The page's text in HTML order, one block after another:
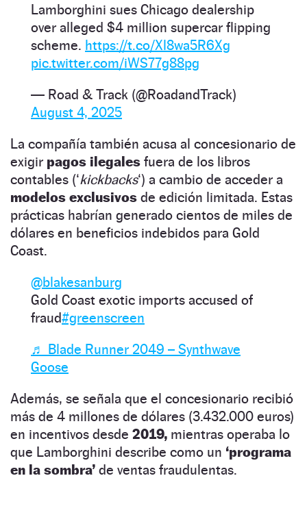
Lamborghini sues Chicago dealership
over alleged $4 million supercar flipping
scheme. https://t.co/Xl8wa5R6Xg
pic.twitter.com/iWS77g88pg
— Road & Track (@RoadandTrack)
August 4, 2025
La compañía también acusa al concesionario de
exigir pagos ilegales fuera de los libros
contables (‘kickbacks‘) a cambio de acceder a
modelos exclusivos de edición limitada. Estas
prácticas habrían generado cientos de miles de
dólares en beneficios indebidos para Gold
Coast.
@blakesanburg
Gold Coast exotic imports accused of
fraud#greenscreen
♬ Blade Runner 2049 – Synthwave
Goose
Además, se señala que el concesionario recibió
más de 4 millones de dólares (3.432.000 euros)
en incentivos desde 2019, mientras operaba lo
que Lamborghini describe como un ‘programa
en la sombra’ de ventas fraudulentas.